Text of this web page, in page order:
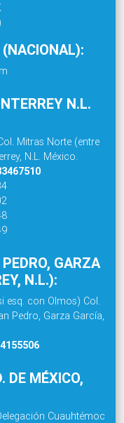
N.L.
Mitras Norte (entre
N.L. México.
GARZA
N.L.):
esq. con Olmos) Col.
Pedro, Garza García,
DE MÉXICO,
Cuauhtémoc